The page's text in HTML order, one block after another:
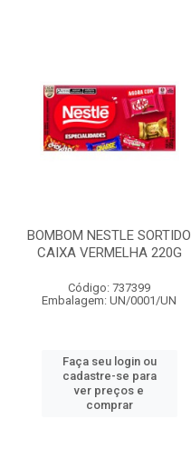
BOMBOM NESTLE SORTIDO
CAIXA VERMELHA 220G
Código: 737399
Embalagem: UN/0001/UN
Faça seu login ou
cadastre-se para
ver preços e
comprar